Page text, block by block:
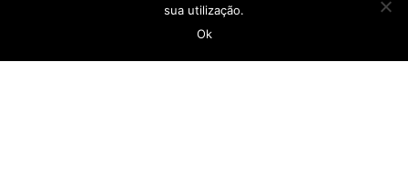
ER 222 – Estrada da Calheta, nº 594 Edifício
Laranjeiras, D 9370-175 Calheta
sua utilização.
Ok